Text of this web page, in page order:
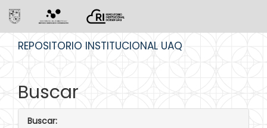
REPOSITORIO INSTITUCIONAL UAQ
Buscar
Buscar: